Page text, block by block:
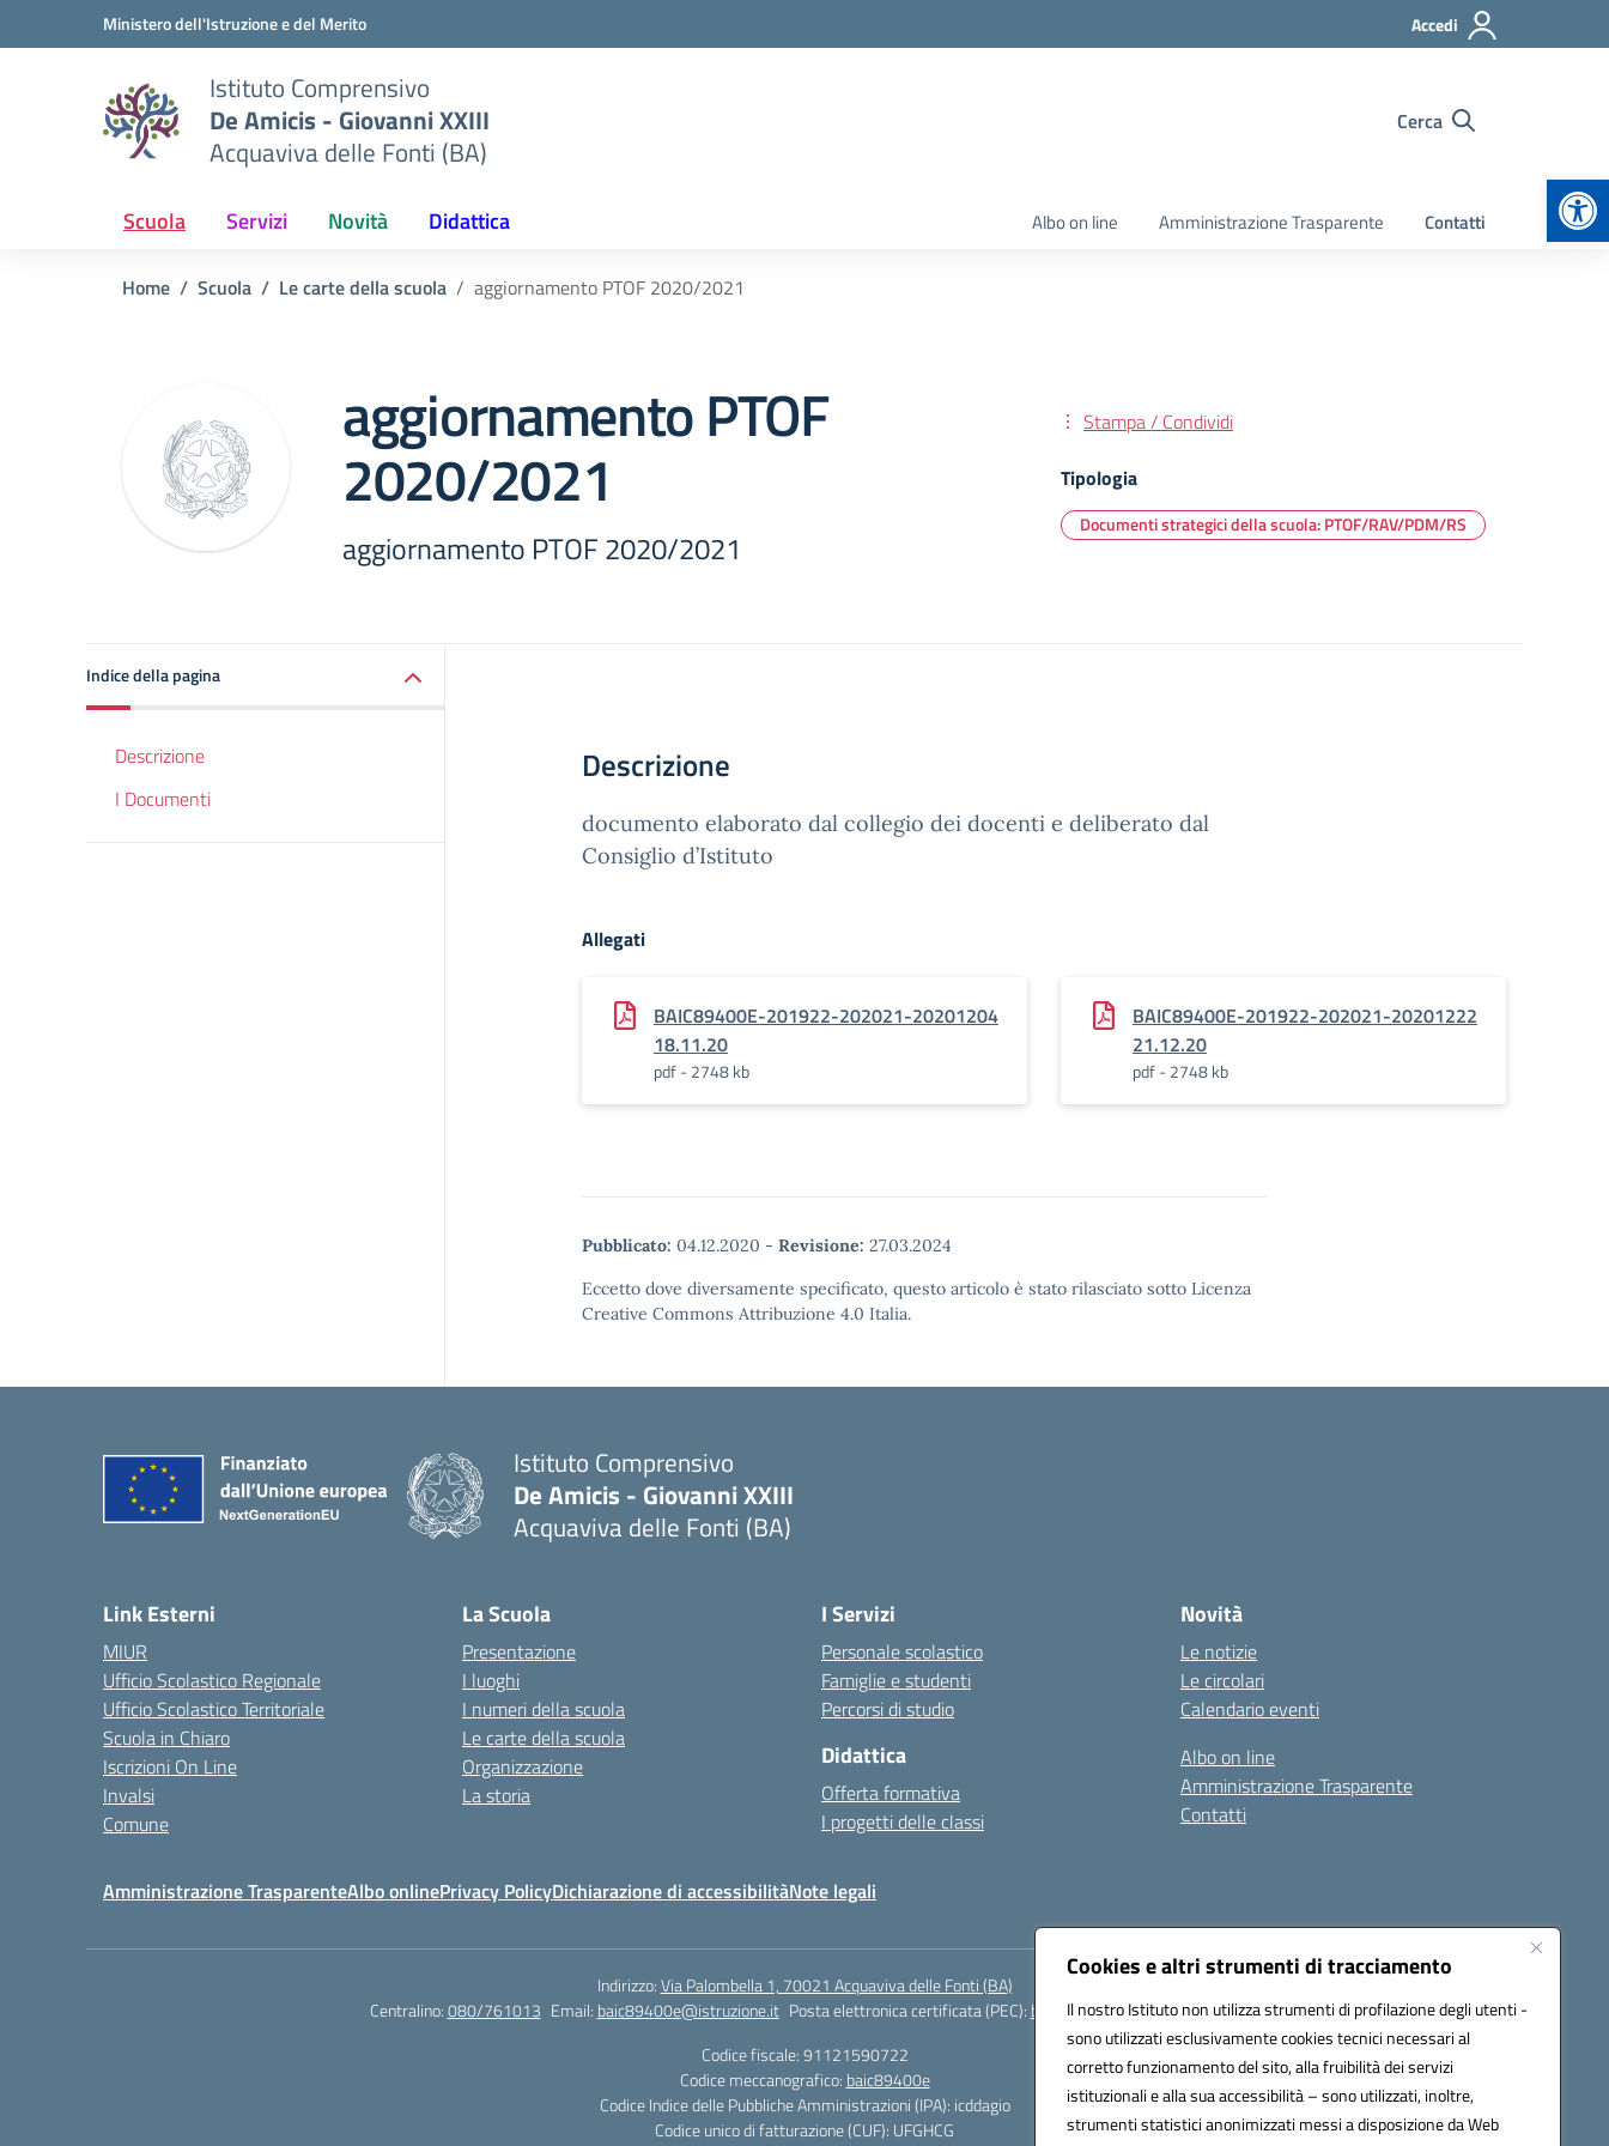
Cookies e altri strumenti di tracciamento
Il nostro Istituto non utilizza strumenti di profilazione degli utenti -
sono utilizzati esclusivamente cookies tecnici necessari al
corretto funzionamento del sito, alla fruibilità dei servizi
istituzionali e alla sua accessibilità – sono utilizzati, inoltre,
strumenti statistici anonimizzati messi a disposizione da Web
Vai ai contenuti
Vai al menu di navigazioneMinistero dell'Istruzione e del Merito Accedi
Istituto Comprensivo
De Amicis - Giovanni XXIII
Acquaviva delle Fonti (BA)
Cerca
Scuola Servizi Novità Didattica Albo on line Amministrazione Trasparente Contatti
Home Scuola Le carte della scuola aggiornamento PTOF 2020/2021
aggiornamento PTOF
2020/2021
aggiornamento PTOF 2020/2021
Stampa / Condividi
Tipologia
Documenti strategici della scuola: PTOF/RAV/PDM/RS
Indice della pagina
Descrizione
I Documenti
Descrizione
documento elaborato dal collegio dei docenti e deliberato dal
Consiglio d’Istituto
Allegati
BAIC89400E-201922-202021-20201204
18.11.20
pdf - 2748 kb
BAIC89400E-201922-202021-20201222
21.12.20
pdf - 2748 kb
Pubblicato: 04.12.2020 - Revisione: 27.03.2024
Eccetto dove diversamente specificato, questo articolo è stato rilasciato sotto Licenza
Creative Commons Attribuzione 4.0 Italia.
Istituto Comprensivo
De Amicis - Giovanni XXIII
Acquaviva delle Fonti (BA)
Link Esterni
MIUR
Ufficio Scolastico Regionale
Ufficio Scolastico Territoriale
Scuola in Chiaro
Iscrizioni On Line
Invalsi
Comune
La Scuola
Presentazione
I luoghi
I numeri della scuola
Le carte della scuola
Organizzazione
La storia
I Servizi
Personale scolastico
Famiglie e studenti
Percorsi di studio
Didattica
Offerta formativa
I progetti delle classi
Novità
Le notizie
Le circolari
Calendario eventi
Albo on line
Amministrazione Trasparente
Contatti
Amministrazione TrasparenteAlbo onlinePrivacy PolicyDichiarazione di accessibilitàNote legali
Indirizzo:Via Palombella 1, 70021 Acquaviva delle Fonti (BA)
Centralino:080/761013 Email: baic89400e@istruzione.it Posta elettronica certificata (PEC): baic89400e@pec.istruzione.it
Codice fiscale: 91121590722
Codice meccanografico: baic89400e
Codice Indice delle Pubbliche Amministrazioni (IPA): icddagio
Codice unico di fatturazione (CUF): UFGHCG